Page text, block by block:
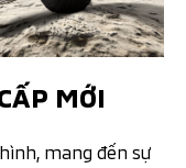
MỚI
mang đến sự